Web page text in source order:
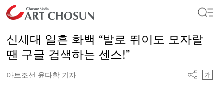
신세대 일흔 화백 “발로 뛰어도 모자랄
땐 구글 검색하는 센스!”
아트조선 윤다함 기자